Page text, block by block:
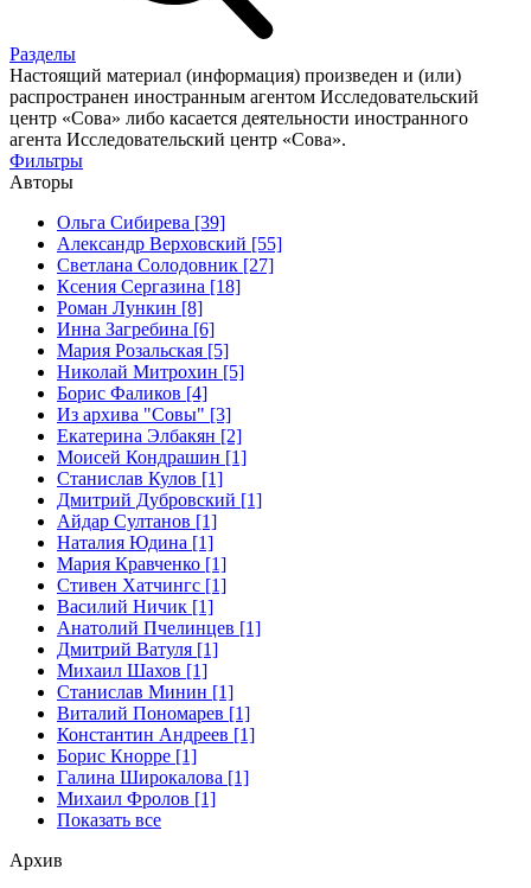
Разделы
Настоящий материал (информация) произведен и (или)
распространен иностранным агентом Исследовательский
центр «Сова» либо касается деятельности иностранного
агента Исследовательский центр «Сова».
Фильтры
Авторы
Ольга Сибирева [39]
Александр Верховский [55]
Светлана Солодовник [27]
Ксения Сергазина [18]
Роман Лункин [8]
Инна Загребина [6]
Мария Розальская [5]
Николай Митрохин [5]
Борис Фаликов [4]
Из архива "Совы" [3]
Екатерина Элбакян [2]
Моисей Кондрашин [1]
Станислав Кулов [1]
Дмитрий Дубровский [1]
Айдар Султанов [1]
Наталия Юдина [1]
Мария Кравченко [1]
Стивен Хатчингс [1]
Василий Ничик [1]
Анатолий Пчелинцев [1]
Дмитрий Ватуля [1]
Михаил Шахов [1]
Станислав Минин [1]
Виталий Пономарев [1]
Константин Андреев [1]
Борис Кнорре [1]
Галина Широкалова [1]
Михаил Фролов [1]
Показать все
Архив